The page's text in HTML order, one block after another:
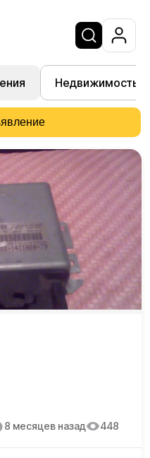
Недвижимость
8 месяцев назад 448